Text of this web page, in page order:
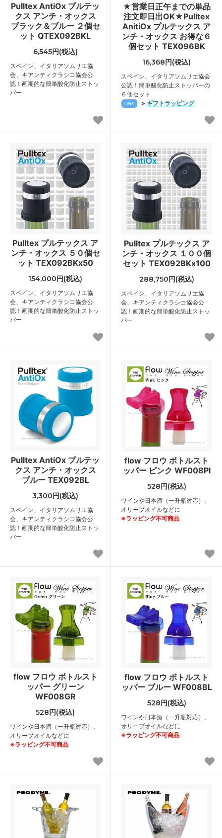
Pulltex AntiOx プルテッ
クス アンチ・オックス
ブラック＆ブルー ２個セ
ット QTEX092BKL
6,545円(税込)
スペイン、イタリアソムリエ協
会、キアンティクラシコ協会公
認！画期的な簡単酸化防止ストッ
パー
★営業日正午までの単品
注文即日出OK★Pulltex
AnitiOx プルテックス ア
ンチ・オックス お得な６
個セット TEX096BK
16,368円(税込)
スペイン、イタリアソムリエ協会
公認！簡単酸化防止ストッパーの
６個セット
LINK > ギフトラッピング
Pulltex プルテックス ア
ンチ・オックス ５０個セ
ット TEX092BKx50
154,000円(税込)
スペイン、イタリアソムリエ協
会、キアンティクラシコ協会公
認！画期的な簡単酸化防止ストッ
パー
Pulltex プルテックス ア
ンチ・オックス １００個
セット TEX092BKx100
288,750円(税込)
スペイン、イタリアソムリエ協
会、キアンティクラシコ協会公
認！画期的な簡単酸化防止ストッ
パー
Pulltex AntiOx プルテッ
クス アンチ・オックス
ブルー TEX092BL
3,300円(税込)
スペイン、イタリアソムリエ協
会、キアンティクラシコ協会公
認！画期的な簡単酸化防止ストッ
パー
flow フロウ ボトルスト
ッパー ピンク WF008PI
528円(税込)
ワインや日本酒（一升瓶対応）、
オリーブオイルなどに
※ラッピング不可商品
flow フロウ ボトルスト
ッパー グリーン
WF008GR
528円(税込)
ワインや日本酒（一升瓶対応）、
オリーブオイルなどに
※ラッピング不可商品
flow フロウ ボトルスト
ッパー ブルー WF008BL
528円(税込)
ワインや日本酒（一升瓶対応）、
オリーブオイルなどに
※ラッピング不可商品